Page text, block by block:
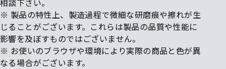
相談下さい。
※ 製品の特性上、製造過程で微細な研磨痕や擦れが生
じることがございます。これらは製品の品質や性能に
影響を及ぼすものではございません。
※ お使いのブラウザや環境により実際の商品と色が異
なる場合がございます。